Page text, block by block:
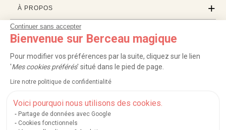
Continuer sans accepter
Bienvenue sur Berceau magique
Pour modifier vos préférences par la suite, cliquez sur le lien
'Mes cookies préférés' situé dans le pied de page.
Lire notre politique de confidentialité
Voici pourquoi nous utilisons des cookies.
Partage de données avec Google
Cookies fonctionnels
À PROPOS
PROFESSIONNELS
LISTES CADEAUX
Service après-vente| FAQ |Rappels de produits|Protection des données
Mentions légales et crédits Conditions générales de ventes